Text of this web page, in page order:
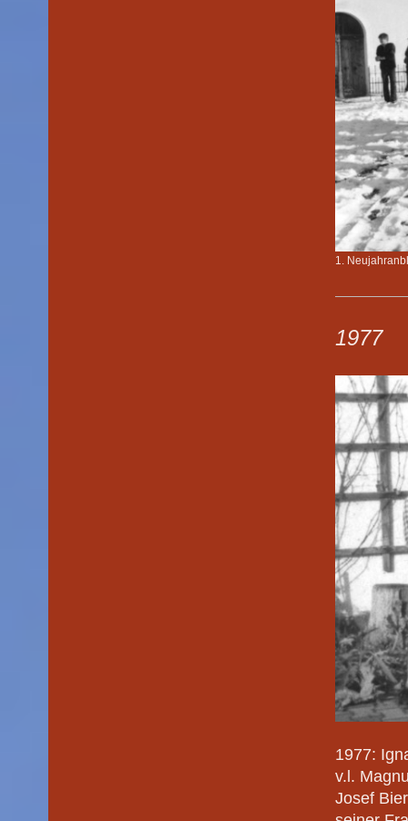
1.
1977
1977:
v.l.
Josef